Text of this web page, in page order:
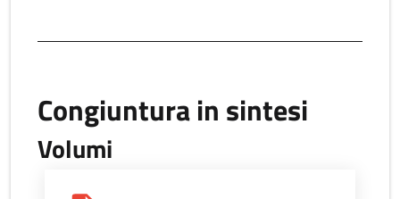
Congiuntura in sintesi
Volumi